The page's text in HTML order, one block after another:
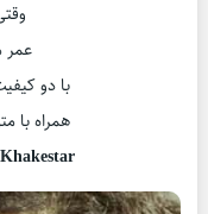
عمر
با دو کیفیت ۳۲۰ و ۱۲۸ و بهترین
همراه با